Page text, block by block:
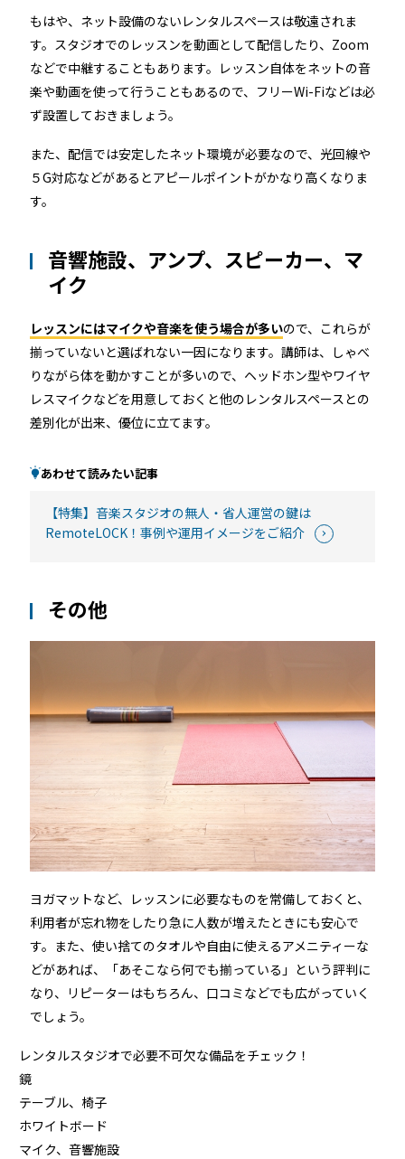
もはや、ネット設備のないレンタルスペースは敬遠されま
す。スタジオでのレッスンを動画として配信したり、Zoom
などで中継することもあります。レッスン自体をネットの音
楽や動画を使って行うこともあるので、フリーWi-Fiなどは必
ず設置しておきましょう。
また、配信では安定したネット環境が必要なので、光回線や
５G対応などがあるとアピールポイントがかなり高くなりま
す。
音響施設、アンプ、スピーカー、マ
イク
レッスンにはマイクや音楽を使う場合が多いので、これらが
揃っていないと選ばれない一因になります。講師は、しゃべ
りながら体を動かすことが多いので、ヘッドホン型やワイヤ
レスマイクなどを用意しておくと他のレンタルスペースとの
差別化が出来、優位に立てます。
あわせて読みたい記事
【特集】音楽スタジオの無人・省人運営の鍵は
RemoteLOCK！事例や運用イメージをご紹介
その他
ヨガマットなど、レッスンに必要なものを常備しておくと、
利用者が忘れ物をしたり急に人数が増えたときにも安心で
す。また、使い捨てのタオルや自由に使えるアメニティーな
どがあれば、「あそこなら何でも揃っている」という評判に
なり、リピーターはもちろん、口コミなどでも広がっていく
でしょう。
レンタルスタジオで必要不可欠な備品をチェック！
鏡
テーブル、椅子
ホワイトボード
マイク、音響施設